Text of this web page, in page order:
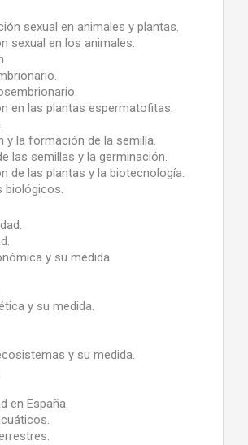
sexual en animales y plantas.
sexual en los animales.
en las plantas espermatofitas.
y la formación de la semilla.
las semillas y la germinación.
de las plantas y la biotecnología.
biológicos.
y su medida.
y su medida.
y su medida.
en España.